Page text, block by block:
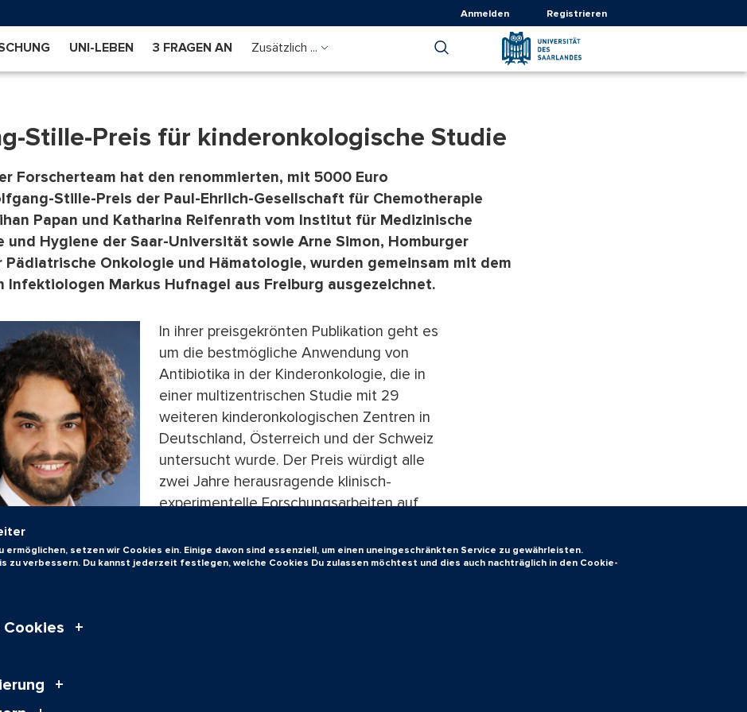
Anmelden Registrieren
UNI-LEBEN 3 FRAGEN AN Zusätzlich ...
Stille-Preis für kinderonkologische Studie
Forscherteam hat den renommierten, mit 5000 Euro
Stille-Preis der Paul-Ehrlich-Gesellschaft für Chemotherapie
Papan und Katharina Reifenrath vom Institut für Medizinische
und Hygiene der Saar-Universität sowie Arne Simon, Homburger
Onkologie und Hämatologie, wurden gemeinsam mit dem
Infektiologen Markus Hufnagel aus Freiburg ausgezeichnet.
In ihrer preisgekrönten Publikation geht es
um die bestmögliche Anwendung von
Antibiotika in der Kinderonkologie, die in
einer multizentrischen Studie mit 29
weiteren kinderonkologischen Zentren in
Deutschland, Österreich und der Schweiz
untersucht wurde. Der Preis würdigt alle
zwei Jahre herausragende klinisch-
experimentelle Forschungsarbeiten auf
Medizinischen Mikrobiologie.
ermöglichen, setzen wir Cookies ein. Einige davon sind essenziell, um einen uneingeschränkten Service zu gewährleisten.
zu verbessern. Du kannst jederzeit festlegen, welche Cookies Du zulassen möchtest und dies auch nachträglich in den Cookie-